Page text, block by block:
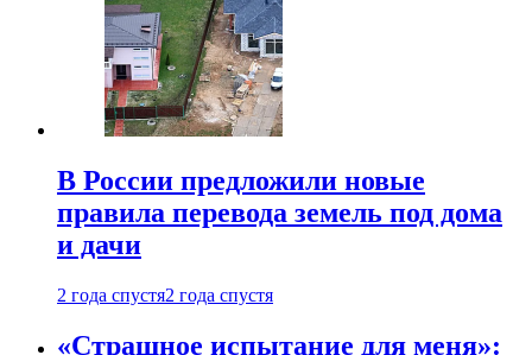
В России предложили новые
правила перевода земель под дома
и дачи
2 года спустя2 года спустя
«Страшное испытание для меня»: